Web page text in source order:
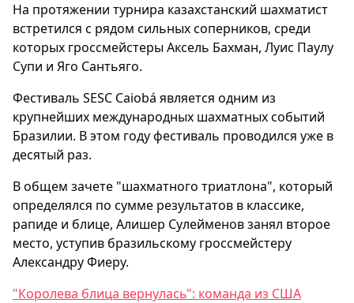
На протяжении турнира казахстанский шахматист
встретился с рядом сильных соперников, среди
которых гроссмейстеры Аксель Бахман, Луис Паулу
Супи и Яго Сантьяго.
Фестиваль SESC Caiobá является одним из
крупнейших международных шахматных событий
Бразилии. В этом году фестиваль проводился уже в
десятый раз.
В общем зачете "шахматного триатлона", который
определялся по сумме результатов в классике,
рапиде и блице, Алишер Сулейменов занял второе
место, уступив бразильскому гроссмейстеру
Александру Фиеру.
"Королева блица вернулась": команда из США